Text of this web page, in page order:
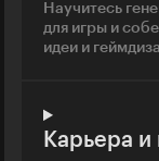
Научитесь
для игры и
идеи и
Карьера